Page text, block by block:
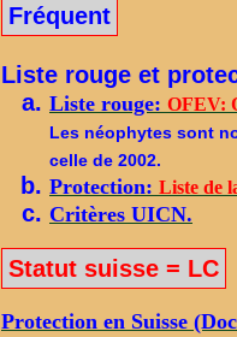
Fréquent
Liste rouge et
Liste rouge: OFEV:
Les néophytes sont
celle de 2002.
Protection: Liste de
Critères UICN.
Statut suisse = LC
Protection en Suisse